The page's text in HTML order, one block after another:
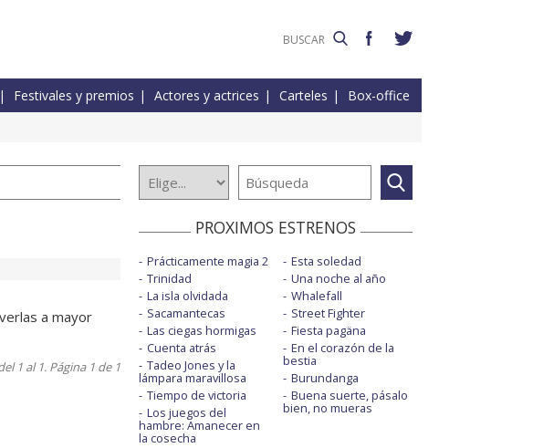
Festivales y premios Actores y actrices Carteles Box-office
a mayor
1 al 1. Página 1 de 1
PROXIMOS ESTRENOS
Prácticamente magia 2
Trinidad
La isla olvidada
Sacamantecas
Las ciegas hormigas
Cuenta atrás
Tadeo Jones y la
lámpara maravillosa
Tiempo de victoria
Los juegos del
hambre: Amanecer en
la cosecha
Esta soledad
Una noche al año
Whalefall
Street Fighter
Fiesta pagäna
En el corazón de la
bestia
Burundanga
Buena suerte, pásalo
bien, no mueras